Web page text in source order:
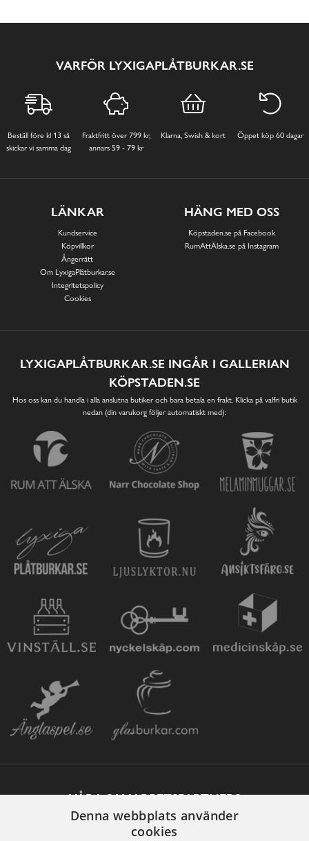
VARFÖR LYXIGAPLÅTBURKAR.SE
Beställ före kl 13 så
skickar vi samma dag
Fraktfritt över 799 kr,
annars 59 - 79 kr
Klarna, Swish & kort Öppet köp 60 dagar
LÄNKAR
Kundservice
Köpvillkor
Ångerrätt
Om LyxigaPlåtburkar.se
Integritetspolicy
Cookies
HÄNG MED OSS
Köpstaden.se på Facebook
RumAttÄlska.se på Instagram
LYXIGAPLÅTBURKAR.SE INGÅR I GALLERIAN
KÖPSTADEN.SE
Hos oss kan du handla i alla anslutna butiker och bara betala en frakt. Klicka på valfri butik
nedan (din varukorg följer automatiskt med):
VÅRA SAMARBETSPARTNERS
Denna webbplats använder
cookies